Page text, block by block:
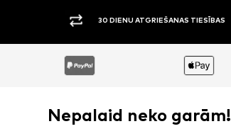
30 DIENU ATGRIEŠANAS TIESĪBAS
Nepalaid neko garām!